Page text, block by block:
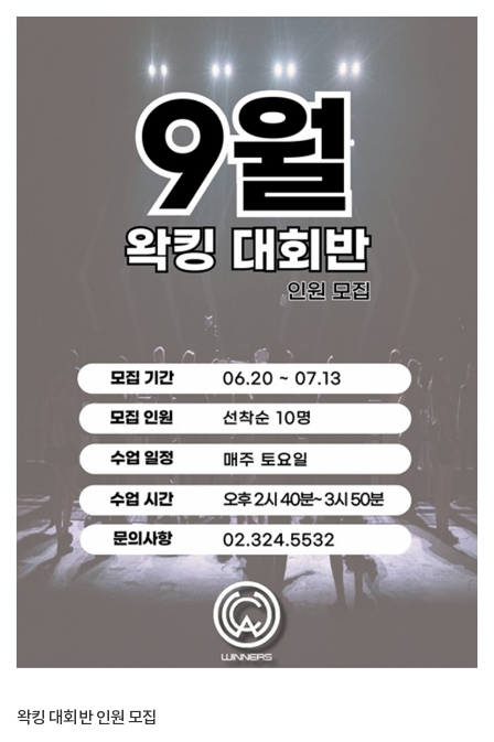
왁킹 대회반 인원 모집